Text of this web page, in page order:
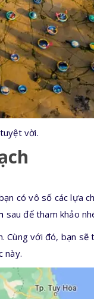
vời.
có vô số các lựa
sau để tham khảo
Cùng với đó, bạn
này.